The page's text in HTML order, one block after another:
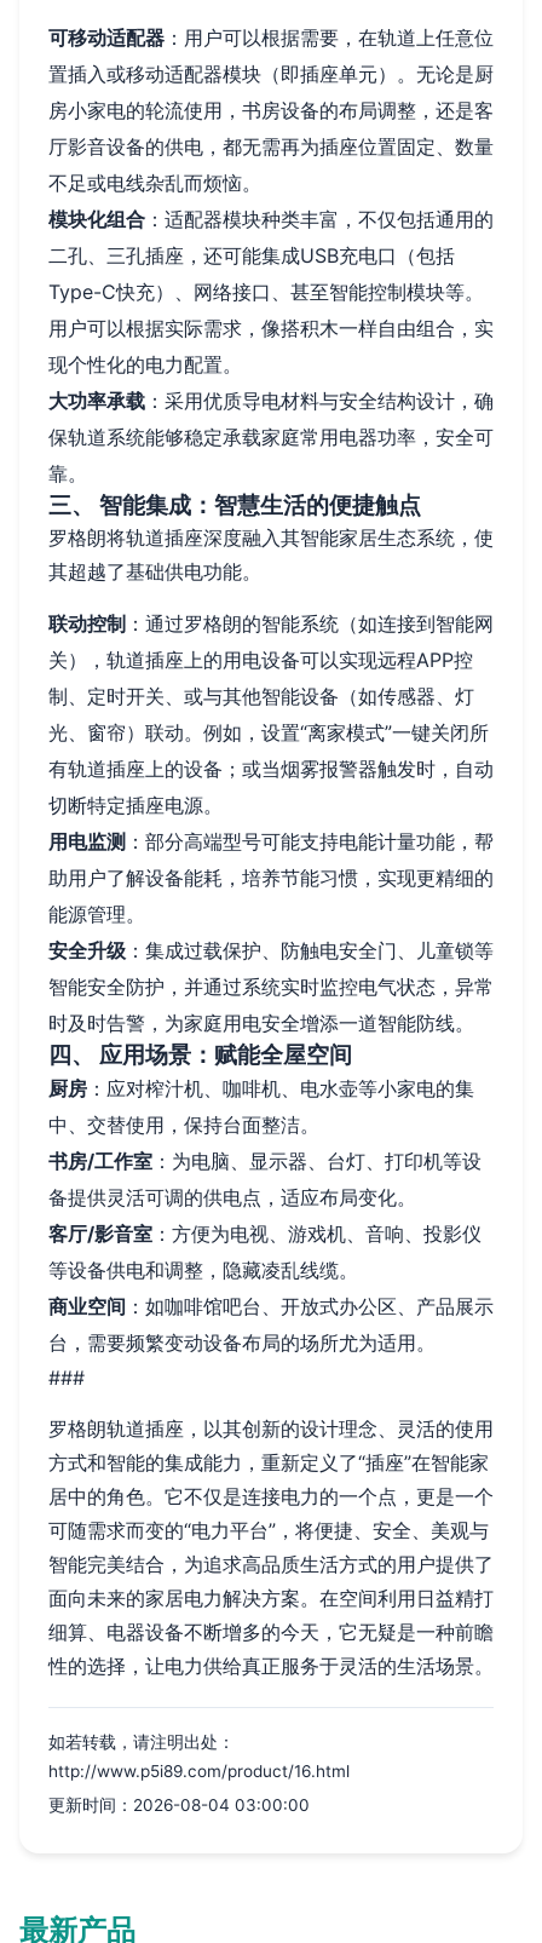
可移动适配器 ：用户可以根据需要，在轨道上任意位
置插入或移动适配器模块（即插座单元）。无论是厨
房小家电的轮流使用，书房设备的布局调整，还是客
厅影音设备的供电，都无需再为插座位置固定、数量
不足或电线杂乱而烦恼。
模块化组合 ：适配器模块种类丰富，不仅包括通用的
二孔、三孔插座，还可能集成USB充电口（包括
Type-C快充）、网络接口、甚至智能控制模块等。
用户可以根据实际需求，像搭积木一样自由组合，实
现个性化的电力配置。
大功率承载 ：采用优质导电材料与安全结构设计，确
保轨道系统能够稳定承载家庭常用电器功率，安全可
靠。
三、 智能集成：智慧生活的便捷触点
罗格朗将轨道插座深度融入其智能家居生态系统，使
其超越了基础供电功能。
联动控制 ：通过罗格朗的智能系统（如连接到智能网
关），轨道插座上的用电设备可以实现远程APP控
制、定时开关、或与其他智能设备（如传感器、灯
光、窗帘）联动。例如，设置“离家模式”一键关闭所
有轨道插座上的设备；或当烟雾报警器触发时，自动
切断特定插座电源。
用电监测 ：部分高端型号可能支持电能计量功能，帮
助用户了解设备能耗，培养节能习惯，实现更精细的
能源管理。
安全升级 ：集成过载保护、防触电安全门、儿童锁等
智能安全防护，并通过系统实时监控电气状态，异常
时及时告警，为家庭用电安全增添一道智能防线。
四、 应用场景：赋能全屋空间
厨房 ：应对榨汁机、咖啡机、电水壶等小家电的集
中、交替使用，保持台面整洁。
书房/工作室 ：为电脑、显示器、台灯、打印机等设
备提供灵活可调的供电点，适应布局变化。
客厅/影音室 ：方便为电视、游戏机、音响、投影仪
等设备供电和调整，隐藏凌乱线缆。
商业空间 ：如咖啡馆吧台、开放式办公区、产品展示
台，需要频繁变动设备布局的场所尤为适用。
###
罗格朗轨道插座，以其创新的设计理念、灵活的使用
方式和智能的集成能力，重新定义了“插座”在智能家
居中的角色。它不仅是连接电力的一个点，更是一个
可随需求而变的“电力平台”，将便捷、安全、美观与
智能完美结合，为追求高品质生活方式的用户提供了
面向未来的家居电力解决方案。在空间利用日益精打
细算、电器设备不断增多的今天，它无疑是一种前瞻
性的选择，让电力供给真正服务于灵活的生活场景。
如若转载，请注明出处：
http://www.p5i89.com/product/16.html
更新时间：2026-08-04 03:00:00
最新产品